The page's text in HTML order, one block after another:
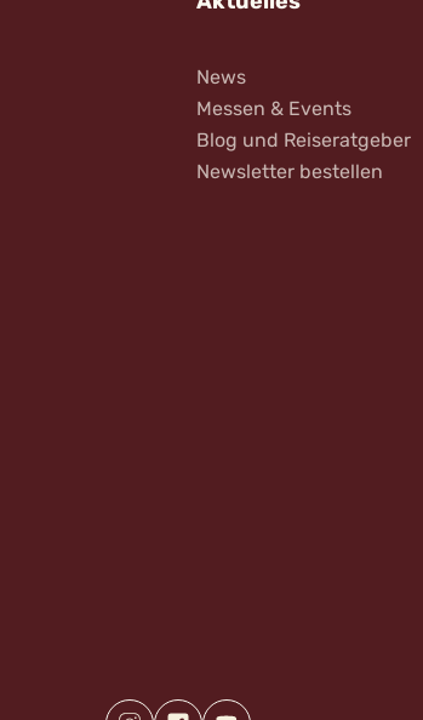
News
Messen & Events
Blog und Reiseratgeber
Newsletter bestellen